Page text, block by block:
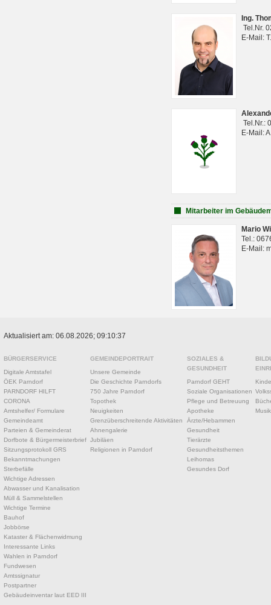
Ing.
Tel.Nr.
E-Mail:
Tel.Nr.:
E-Mail:
Mitarbeiter im
Mario
Tel.:
E-Mail:
Aktualisiert am: 06.08.2026; 09:10:37
BÜRGERSERVICE
Digitale Amtstafel
ÖEK Parndorf
PARNDORF HILFT
CORONA
Amtshelfer/ Formulare
Gemeindeamt
Parteien & Gemeinderat
Dorfbote & Bürgermeisterbrief
Sitzungsprotokoll GRS
Bekanntmachungen
Sterbefälle
Wichtige Adressen
Abwasser und Kanalisation
Müll & Sammelstellen
Wichtige Termine
Bauhof
Jobbörse
Kataster & Flächenwidmung
Interessante Links
Wahlen in Parndorf
Fundwesen
Amtssignatur
Postpartner
Gebäudeinventar laut EED III
GEMEINDEPORTRAIT
Unsere Gemeinde
Die Geschichte Parndorfs
750 Jahre Parndorf
Topothek
Neuigkeiten
Grenzüberschreitende Aktivitäten
Ahnengalerie
Jubiläen
Religionen in Parndorf
SOZIALES &
GESUNDHEIT
Parndorf GEHT
Soziale Organisationen
Pflege und Betreuung
Apotheke
Ärzte/Hebammen
Gesundheit
Tierärzte
Gesundheitsthemen
Leihomas
Gesundes Dorf